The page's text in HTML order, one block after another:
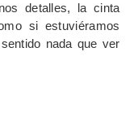
detalles, la cinta
si estuviéramos
nada que ver